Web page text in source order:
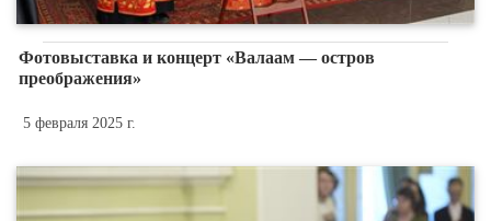
Фотовыставка и концерт «Валаам — остров
преображения»
5 февраля 2025 г.